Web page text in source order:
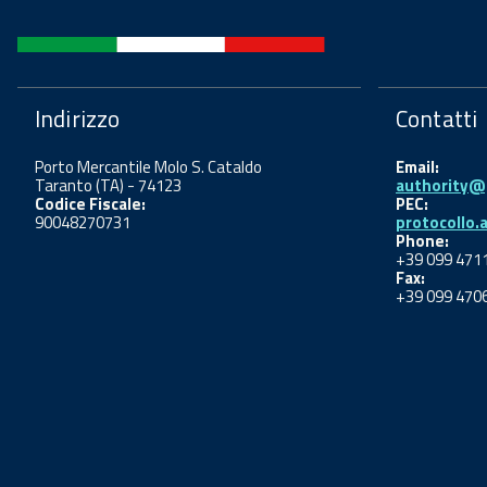
Indirizzo
Porto Mercantile Molo S. Cataldo
Taranto (TA) - 74123
Codice Fiscale:
90048270731
Contatti
Email:
PEC:
Phone:
+39 099
Fax:
+39 099